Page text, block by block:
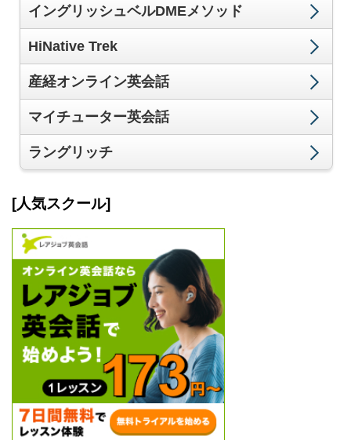
イングリッシュベルDMEメソッド
HiNative Trek
産経オンライン英会話
マイチューター英会話
ラングリッチ
[人気スクール]